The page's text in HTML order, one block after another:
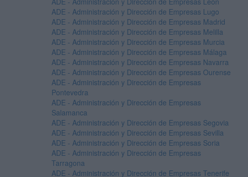
ADE - Administración y Dirección de Empresas Lugo
ADE - Administración y Dirección de Empresas Madrid
ADE - Administración y Dirección de Empresas Melilla
ADE - Administración y Dirección de Empresas Murcia
ADE - Administración y Dirección de Empresas Málaga
ADE - Administración y Dirección de Empresas Navarra
ADE - Administración y Dirección de Empresas Ourense
ADE - Administración y Dirección de Empresas
Pontevedra
ADE - Administración y Dirección de Empresas
Salamanca
ADE - Administración y Dirección de Empresas Segovia
ADE - Administración y Dirección de Empresas Sevilla
ADE - Administración y Dirección de Empresas Soria
ADE - Administración y Dirección de Empresas
Tarragona
ADE - Administración y Dirección de Empresas Tenerife